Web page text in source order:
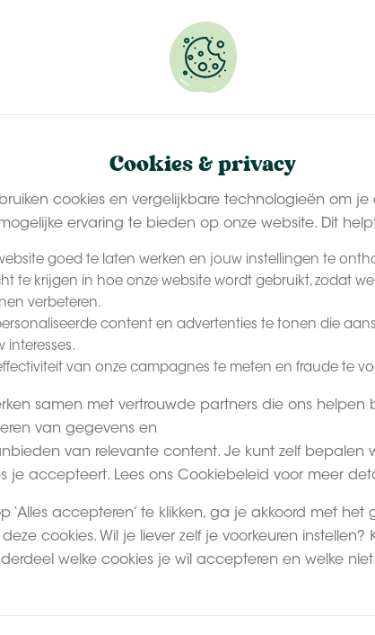
Cookies & privacy
cookies en vergelijkbare technologieën om je
ervaring te bieden op onze website. Dit
goed te laten werken en jouw instellingen te
te krijgen in hoe onze website wordt gebruikt, zodat
verbeteren.
content en advertenties te tonen die
interesses.
van onze campagnes te meten en fraude te
samen met vertrouwde partners die ons helpen
van gegevens en
van relevante content. Je kunt zelf bepalen
je accepteert. Lees ons Cookiebeleid voor meer
‘Alles accepteren’ te klikken, ga je akkoord met het
cookies. Wil je liever zelf je voorkeuren instellen?
welke cookies je wil accepteren en welke niet.
De Beleving Het Tenthuisje Last-minute